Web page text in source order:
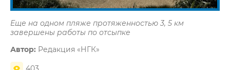
Еще на одном пляже протяженностью 3, 5 км
завершены работы по отсыпке
Автор: Редакция «НГК»